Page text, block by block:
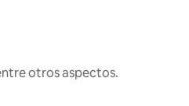
otros aspectos.